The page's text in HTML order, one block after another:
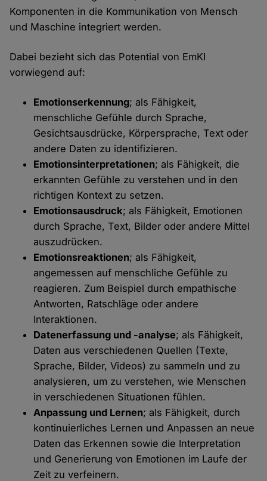
Komponenten in die Kommunikation von Mensch
und Maschine integriert werden.
Dabei bezieht sich das Potential von EmKI
vorwiegend auf:
Emotionserkennung; als Fähigkeit,
menschliche Gefühle durch Sprache,
Gesichtsausdrücke, Körpersprache, Text oder
andere Daten zu identifizieren.
Emotionsinterpretationen; als Fähigkeit, die
erkannten Gefühle zu verstehen und in den
richtigen Kontext zu setzen.
Emotionsausdruck; als Fähigkeit, Emotionen
durch Sprache, Text, Bilder oder andere Mittel
auszudrücken.
Emotionsreaktionen; als Fähigkeit,
angemessen auf menschliche Gefühle zu
reagieren. Zum Beispiel durch empathische
Antworten, Ratschläge oder andere
Interaktionen.
Datenerfassung und -analyse; als Fähigkeit,
Daten aus verschiedenen Quellen (Texte,
Sprache, Bilder, Videos) zu sammeln und zu
analysieren, um zu verstehen, wie Menschen
in verschiedenen Situationen fühlen.
Anpassung und Lernen; als Fähigkeit, durch
kontinuierliches Lernen und Anpassen an neue
Daten das Erkennen sowie die Interpretation
und Generierung von Emotionen im Laufe der
Zeit zu verfeinern.